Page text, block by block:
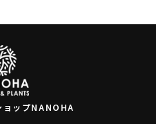
ョップNANOHA